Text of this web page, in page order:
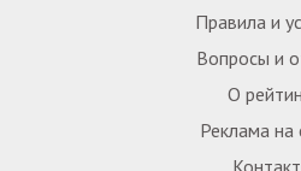
Правила и
Вопросы и
О
Реклама на